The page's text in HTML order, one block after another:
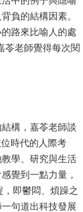
負的結構因素。
路來比喻人的處
苓老師覺得每次閱
構，嘉苓老師談
時代的人際考
學、研究與生活
覺到一點力量，
即鬱悶、煩躁之
句道出科技發展